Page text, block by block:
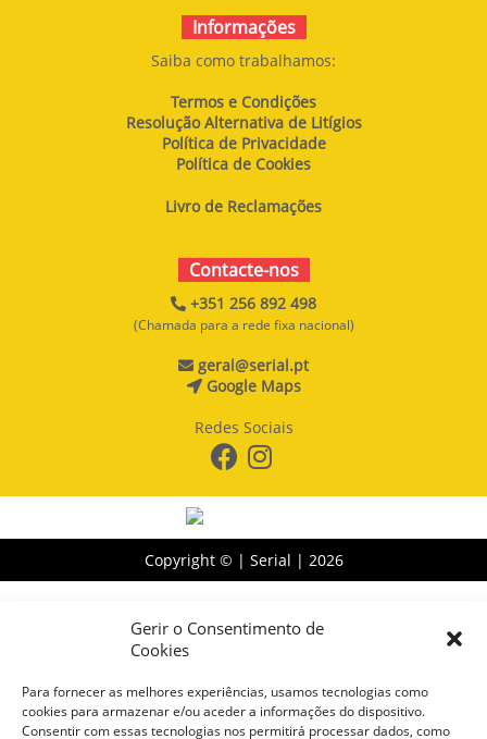
Gerir o Consentimento de
Cookies
Para fornecer as melhores experiências, usamos tecnologias como
cookies para armazenar e/ou aceder a informações do dispositivo.
Consentir com essas tecnologias nos permitirá processar dados, como
Informações
Saiba como trabalhamos:
Termos e Condições
Resolução Alternativa de Litígios
Política de Privacidade
Política de Cookies
Livro de Reclamações
Contacte-nos
+351 256 892 498
(Chamada para a rede fixa nacional)
geral@serial.pt
Google Maps
Redes Sociais
Copyright © | Serial | 2026